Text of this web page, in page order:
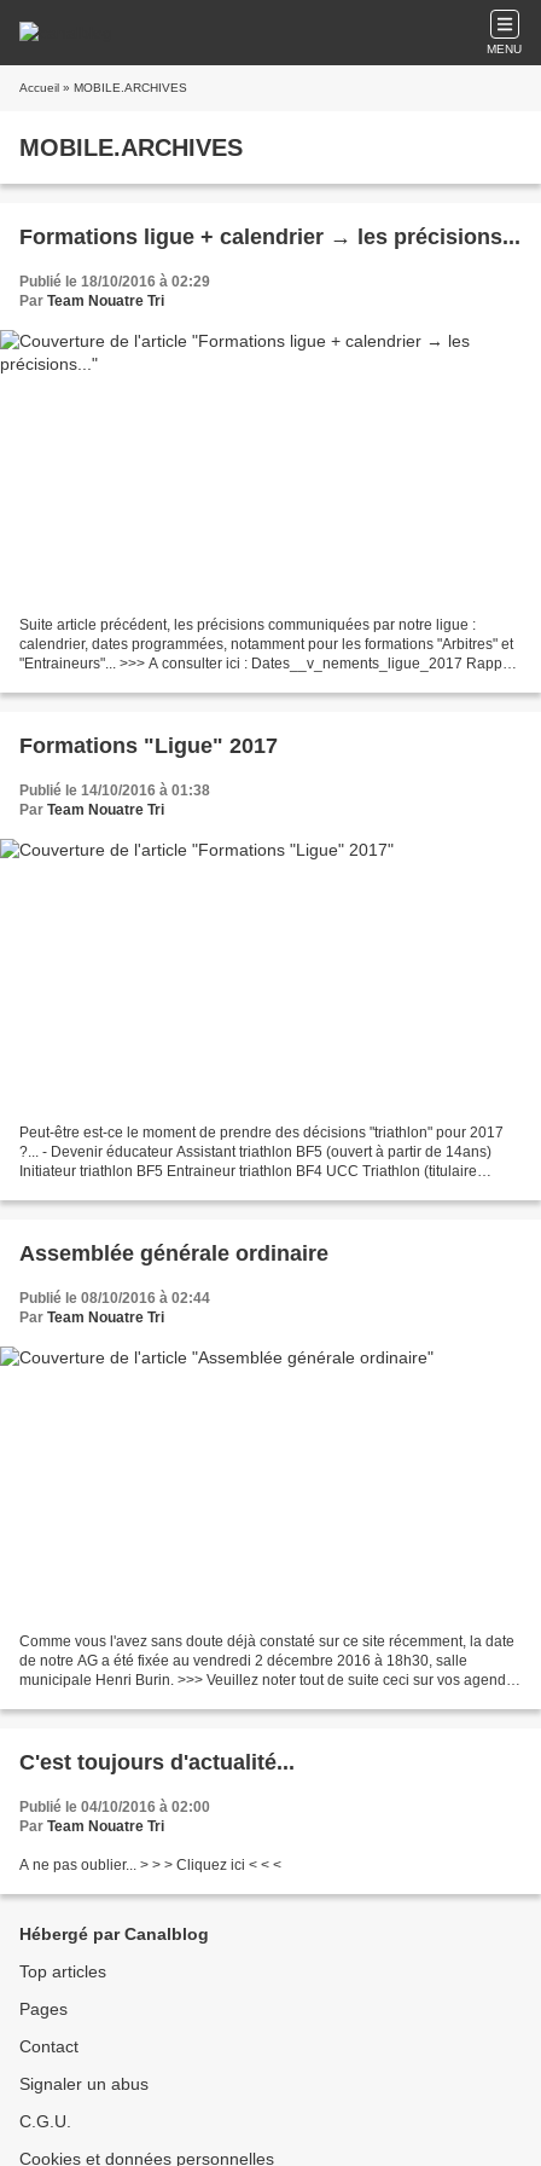
MENU
Accueil » MOBILE.ARCHIVES
MOBILE.ARCHIVES
Formations ligue + calendrier → les précisions...
Publié le 18/10/2016 à 02:29
Par Team Nouatre Tri
Suite article précédent, les précisions communiquées par notre ligue :
calendrier, dates programmées, notamment pour les formations "Arbitres" et
"Entraineurs"... >>> A consulter ici : Dates__v_nements_ligue_2017 Rappel :
Formations "Ligue" 2017
Publié le 14/10/2016 à 01:38
Par Team Nouatre Tri
Peut-être est-ce le moment de prendre des décisions "triathlon" pour 2017
?... - Devenir éducateur Assistant triathlon BF5 (ouvert à partir de 14ans)
Initiateur triathlon BF5 Entraineur triathlon BF4 UCC Triathlon (titulaire
Assemblée générale ordinaire
Publié le 08/10/2016 à 02:44
Par Team Nouatre Tri
Comme vous l'avez sans doute déjà constaté sur ce site récemment, la date
de notre AG a été fixée au vendredi 2 décembre 2016 à 18h30, salle
municipale Henri Burin. >>> Veuillez noter tout de suite ceci sur vos agendas
C'est toujours d'actualité...
Publié le 04/10/2016 à 02:00
Par Team Nouatre Tri
A ne pas oublier... > > > Cliquez ici < < <
Hébergé par Canalblog
Top articles
Pages
Contact
Signaler un abus
C.G.U.
Cookies et données personnelles